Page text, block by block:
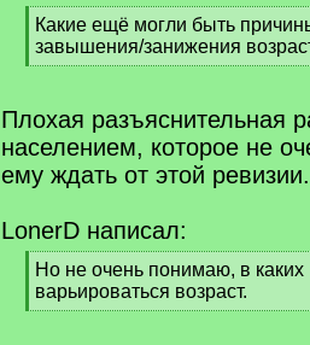
[
q
]
Какие ещё могли быть
завышения/занижения
[
q
]
Плохая разъяснительная
населением, которое не
ему ждать от этой ревизии.
LonerD написал:
[
q
]
Но не очень понимаю, в каких
варьироваться возраст.
[